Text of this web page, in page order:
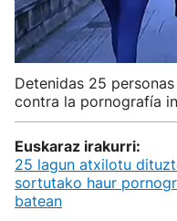
Detenidas 25
contra la pornografía
Euskaraz irakurri:
25 lagun atxilotu
sortutako haur
batean